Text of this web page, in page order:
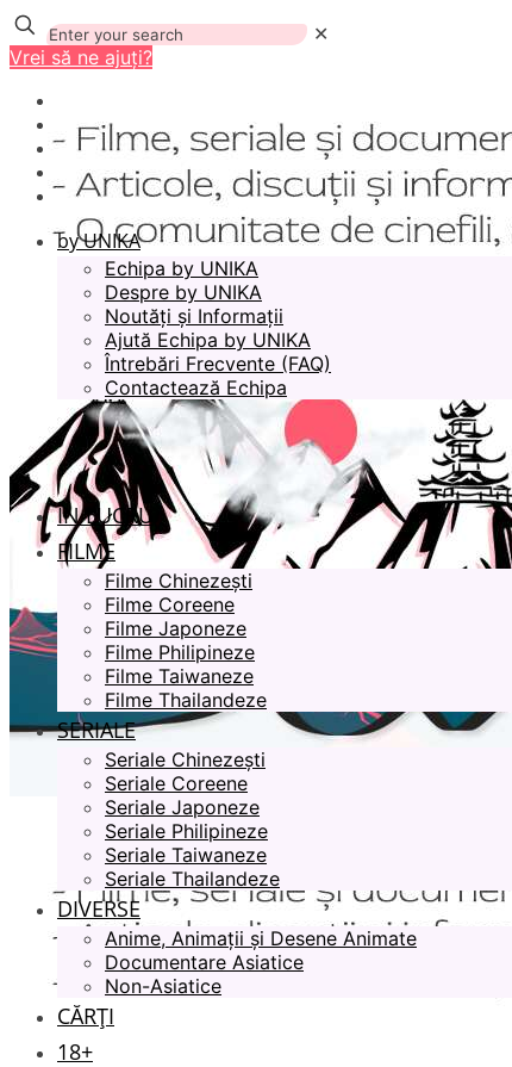
✕
Vrei să ne ajuți?
by UNIKA
Echipa by UNIKA
Despre by UNIKA
Noutăți și Informații
Ajută Echipa by UNIKA
Întrebări Frecvente (FAQ)
Contactează Echipa
ÎN LUCRU
FILME
Filme Chinezești
Filme Coreene
Filme Japoneze
Filme Philipineze
Filme Taiwaneze
Filme Thailandeze
SERIALE
Seriale Chinezești
Seriale Coreene
Seriale Japoneze
Seriale Philipineze
Seriale Taiwaneze
Seriale Thailandeze
DIVERSE
Anime, Animații și Desene Animate
Documentare Asiatice
Non-Asiatice
CĂRȚI
18+